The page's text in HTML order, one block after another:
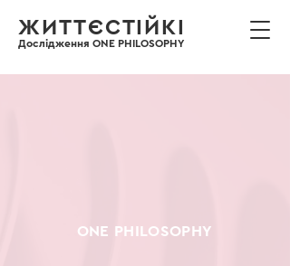
Дослідження ONE PHILOSOPHY
ЖИТТЄСТІЙКІ
ONE PHILOSOPHY